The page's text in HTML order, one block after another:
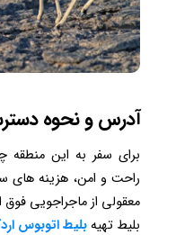
آدرس و نحوه
برای سفر به این منطقه
راحت و امن، هزینه های
معقولی از ماجراجویی
بلیط تهیهبلیط اتوبوس